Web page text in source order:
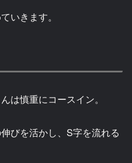
いきます。
は慎重にコースイン。
びを活かし、S字を流れる